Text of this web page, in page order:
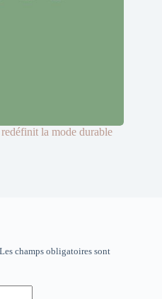
la mode durable
Les champs obligatoires sont